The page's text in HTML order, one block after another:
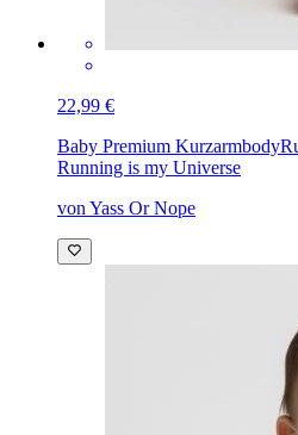
22,99 €
Baby Premium Kurzarmbody
Running is my Universe
von Yass Or Nope